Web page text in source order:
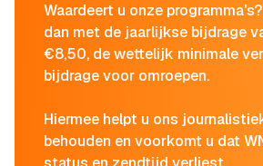
Waardeert u onze
dan met de jaarlijkse bijdrage
€8,50, de wettelijk minimale
bijdrage voor omroepen.
Hiermee helpt u ons
behouden en voorkomt u dat